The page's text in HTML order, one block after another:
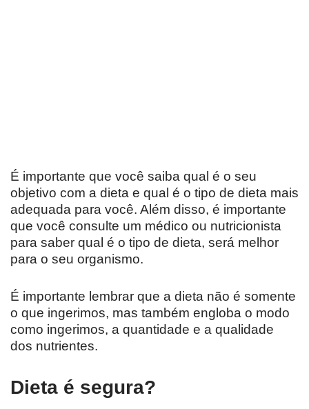
É importante que você saiba qual é o seu
objetivo com a dieta e qual é o tipo de dieta mais
adequada para você. Além disso, é importante
que você consulte um médico ou nutricionista
para saber qual é o tipo de dieta, será melhor
para o seu organismo.
É importante lembrar que a dieta não é somente
o que ingerimos, mas também engloba o modo
como ingerimos, a quantidade e a qualidade
dos nutrientes.
Dieta é segura?